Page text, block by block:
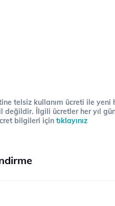
telsiz kullanım ücreti ile
değildir. İlgili ücretler her yıl
bilgileri için tıklayınız